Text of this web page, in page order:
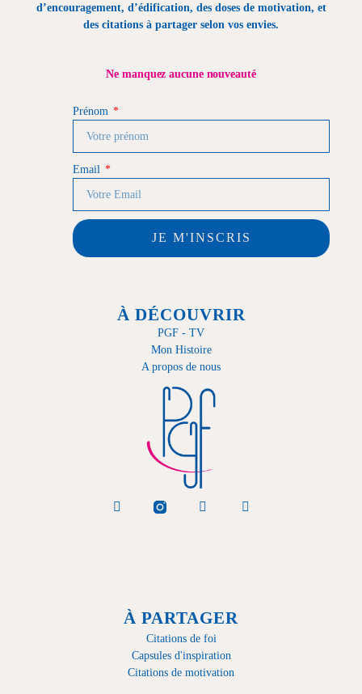
d’encouragement, d’édification, des doses de motivation, et
des citations à partager selon vos envies.
Ne manquez aucune nouveauté
Prénom
Email
JE M'INSCRIS
À DÉCOUVRIR
PGF - TV
Mon Histoire
A propos de nous
À PARTAGER
Citations de foi
Capsules d'inspiration
Citations de motivation